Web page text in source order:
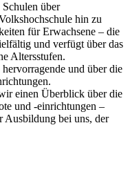
über
hin zu
für Erwachsene – die
und verfügt über das
Altersstufen.
und über die
einen Überblick über die
und -einrichtungen –
Ausbildung bei uns, der